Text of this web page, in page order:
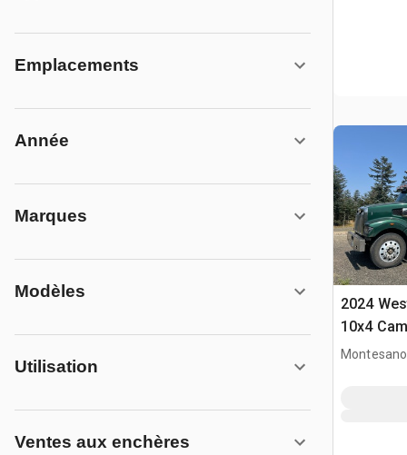
Emplacements
Année
Marques
Modèles
Utilisation
Ventes aux enchères
2024
10x4